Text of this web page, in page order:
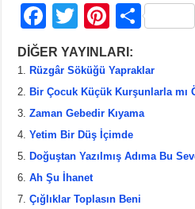
F
a
c
e
b
o
o
k
T
wi
tt
er
Pi
nt
er
e
st
S
ar
e
DİĞER YAYINLARI:
Rüzgâr Söküğü Yapraklar
Bir Çocuk Küçük Kurşunlarla mı
Zaman Gebedir Kıyama
Yetim Bir Düş İçimde
Doğuştan Yazılmış Adıma Bu
Ah Şu İhanet
Çığlıklar Toplasın Beni